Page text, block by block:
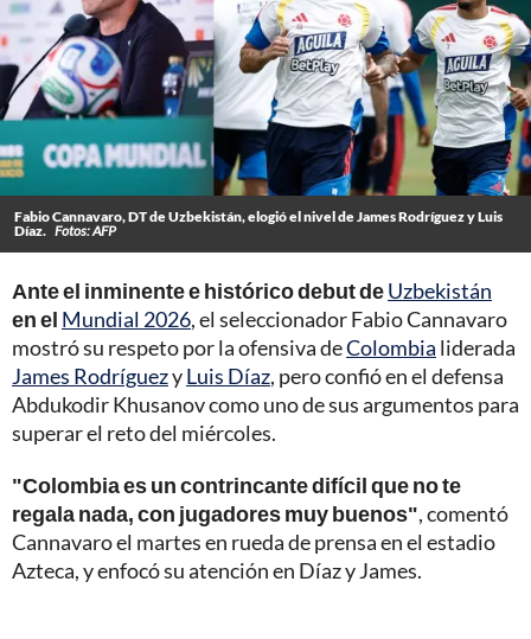
Fabio Cannavaro, DT de Uzbekistán, elogió el nivel de James Rodríguez y Luis
Díaz. Fotos: AFP
Ante el inminente e histórico debut deUzbekistán
en el Mundial 2026, el seleccionador Fabio Cannavaro
mostró su respeto por la ofensiva deColombia liderada
James RodríguezyLuis Díaz, pero confió en el defensa
Abdukodir Khusanov como uno de sus argumentos para
superar el reto del miércoles.
"Colombia es un contrincante difícil que no te
regala nada, con jugadores muy buenos", comentó
Cannavaro el martes en rueda de prensa en el estadio
Azteca, y enfocó su atención en Díaz y James.